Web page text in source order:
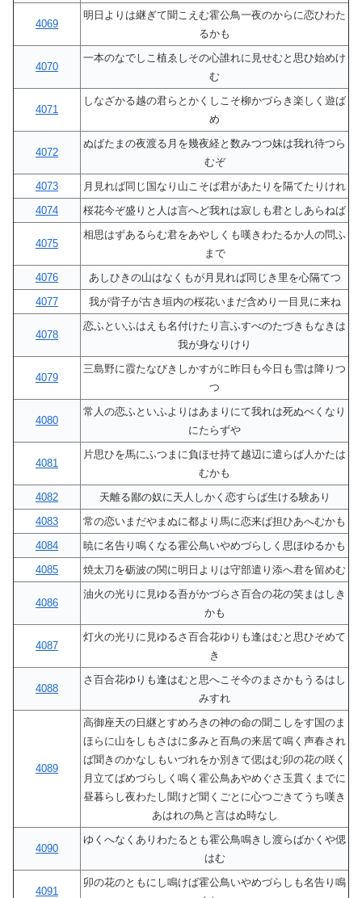
4069
明日よりは継ぎて聞こえむ霍公鳥一夜のからに恋ひわた
るかも
4070
一本のなでしこ植ゑしその心誰れに見せむと思ひ始めけ
む
4071
しなざかる越の君らとかくしこそ柳かづらき楽しく遊ば
め
4072
ぬばたまの夜渡る月を幾夜経と数みつつ妹は我れ待つら
むぞ
4073
月見れば同じ国なり山こそば君があたりを隔てたりけれ
4074
桜花今ぞ盛りと人は言へど我れは寂しも君としあらねば
4075
相思はずあるらむ君をあやしくも嘆きわたるか人の問ふ
まで
4076
あしひきの山はなくもが月見れば同じき里を心隔てつ
4077
我が背子が古き垣内の桜花いまだ含めり一目見に来ね
4078
恋ふといふはえも名付けたり言ふすべのたづきもなきは
我が身なりけり
4079
三島野に霞たなびきしかすがに昨日も今日も雪は降りつ
つ
4080
常人の恋ふといふよりはあまりにて我れは死ぬべくなり
にたらずや
4081
片思ひを馬にふつまに負ほせ持て越辺に遣らば人かたは
むかも
4082
天離る鄙の奴に天人しかく恋すらば生ける験あり
4083
常の恋いまだやまぬに都より馬に恋来ば担ひあへむかも
4084
暁に名告り鳴くなる霍公鳥いやめづらしく思ほゆるかも
4085
焼太刀を砺波の関に明日よりは守部遣り添へ君を留めむ
4086
油火の光りに見ゆる吾がかづらさ百合の花の笑まはしき
かも
4087
灯火の光りに見ゆるさ百合花ゆりも逢はむと思ひそめて
き
4088
さ百合花ゆりも逢はむと思へこそ今のまさかもうるはし
みすれ
4089
高御座天の日継とすめろきの神の命の聞こしをす国のま
ほらに山をしもさはに多みと百鳥の来居て鳴く声春され
ば聞きのかなしもいづれをか別きて偲はむ卯の花の咲く
月立てばめづらしく鳴く霍公鳥あやめぐさ玉貫くまでに
昼暮らし夜わたし聞けど聞くごとに心つごきてうち嘆き
あはれの鳥と言はぬ時なし
4090
ゆくへなくありわたるとも霍公鳥鳴きし渡らばかくや偲
はむ
4091
卯の花のともにし鳴けば霍公鳥いやめづらしも名告り鳴